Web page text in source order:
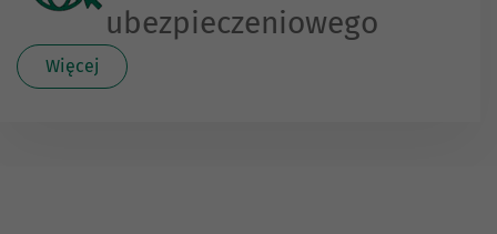
ubezpieczeniowego
Więcej